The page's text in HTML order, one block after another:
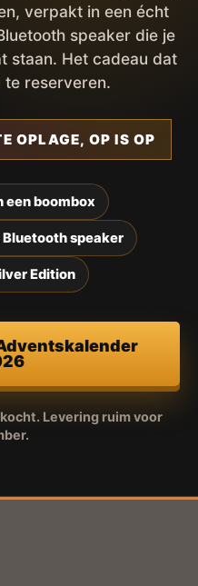
verpakt in een écht
speaker die je
staan. Het cadeau dat
reserveren.
OPLAGE, OP IS OP
een boombox
Bluetooth speaker
Edition
Levering ruim voor